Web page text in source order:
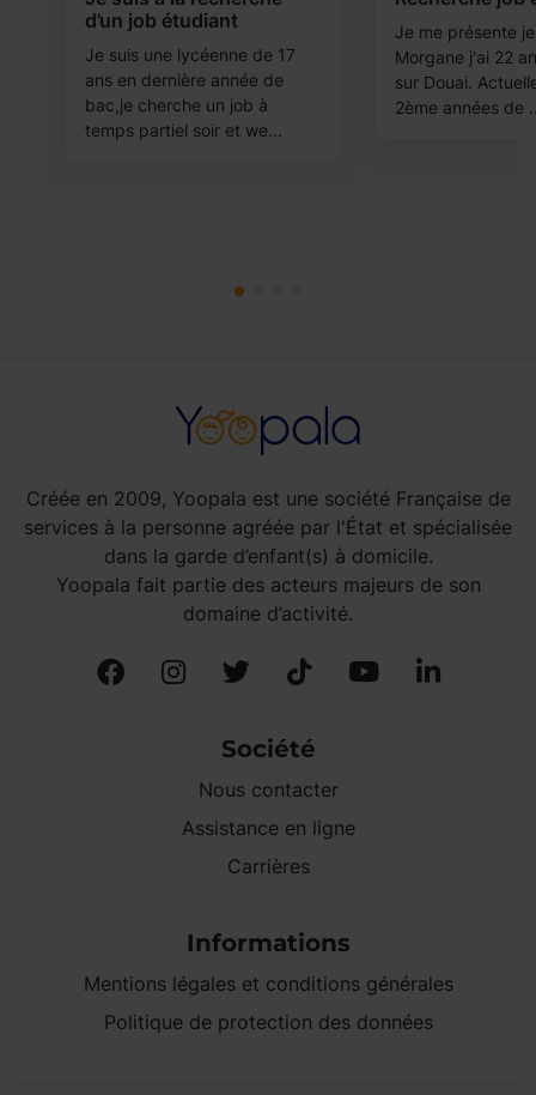
d’un job étudiant
Je suis une lycéenne de 17
ans en dernière année de
bac,je cherche un job à
temps partiel soir et we...
Je me présente
Morgane j'ai 22
sur Douai.
2ème années de
Créée en 2009, Yoopala est une société Française de
services à la personne agréée par l'État et spécialisée
dans la garde d’enfant(s) à domicile.
Yoopala fait partie des acteurs majeurs de son
domaine d’activité.
Société
Nous contacter
Assistance en ligne
Carrières
Informations
Mentions légales et conditions générales
Politique de protection des données